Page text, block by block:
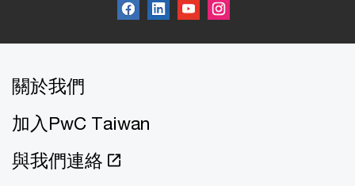
關於我們
加入PwC Taiwan
與我們連絡